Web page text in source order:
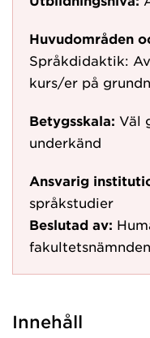
Huvudområden
Språkdidaktik:
kurs/er på
Betygsskala: Väl
underkänd
Ansvarig
språkstudier
Beslutad av:
Innehåll